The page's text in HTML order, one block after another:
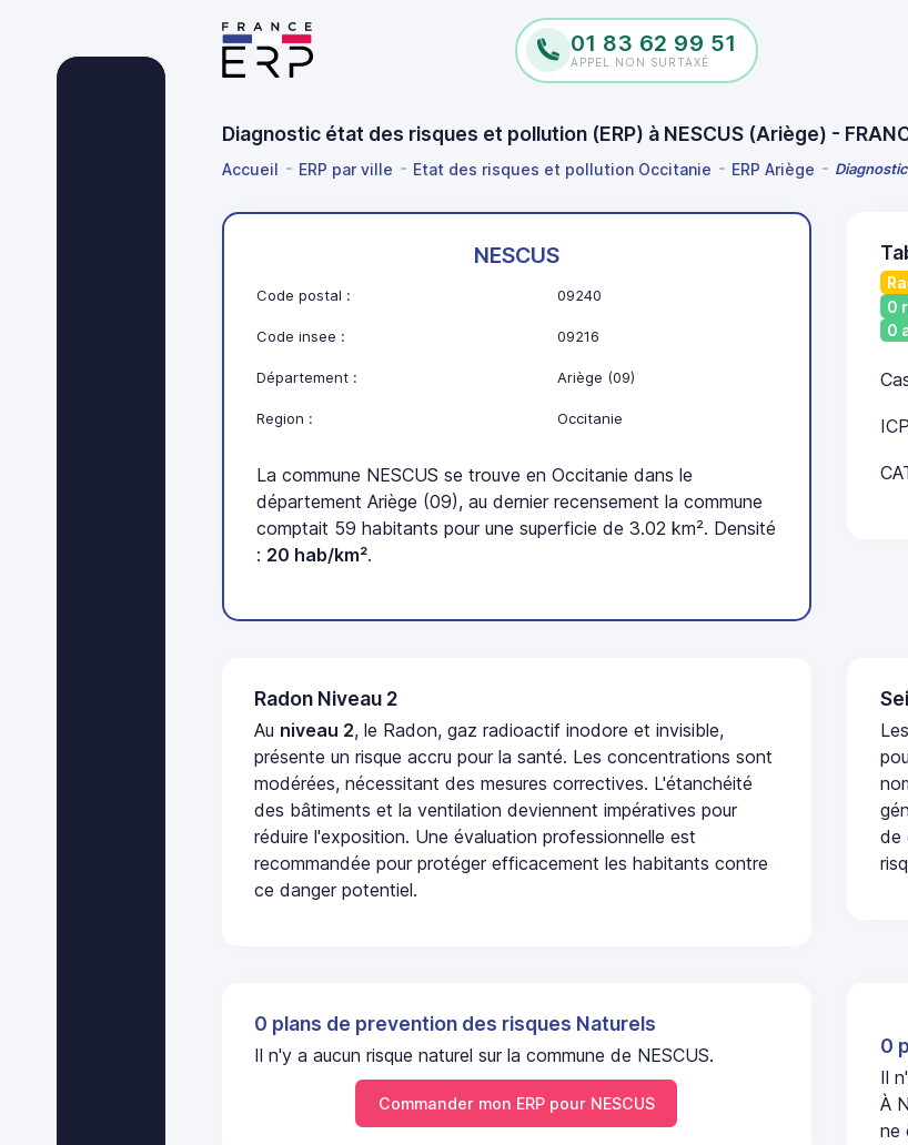
01 83 62 99 51
APPEL NON SURTAXÉ
Diagnostic état des risques et pollution (ERP) à NESCUS (Ariège) -
Accueil ERP par ville Etat des risques et pollution Occitanie ERP Ariège
NESCUS
Code postal : 09240
Code insee : 09216
Département : Ariège (09)
Region : Occitanie
La commune NESCUS se trouve en Occitanie dans le
département Ariège (09), au dernier recensement la commune
comptait 59 habitants pour une superficie de 3.02 km². Densité
: 20 hab/km².
0
0
Radon Niveau 2
Au niveau 2, le Radon, gaz radioactif inodore et invisible,
présente un risque accru pour la santé. Les concentrations sont
modérées, nécessitant des mesures correctives. L'étanchéité
des bâtiments et la ventilation deviennent impératives pour
réduire l'exposition. Une évaluation professionnelle est
recommandée pour protéger efficacement les habitants contre
ce danger potentiel.
de
0 plans de prevention des risques Naturels
Il n'y a aucun risque naturel sur la commune de NESCUS.
Commander mon ERP pour NESCUS
0
Il
À
ne